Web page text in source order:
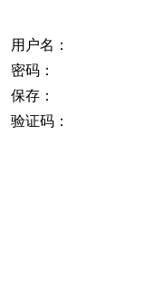
用户名：
密码：
保存：
验证码：